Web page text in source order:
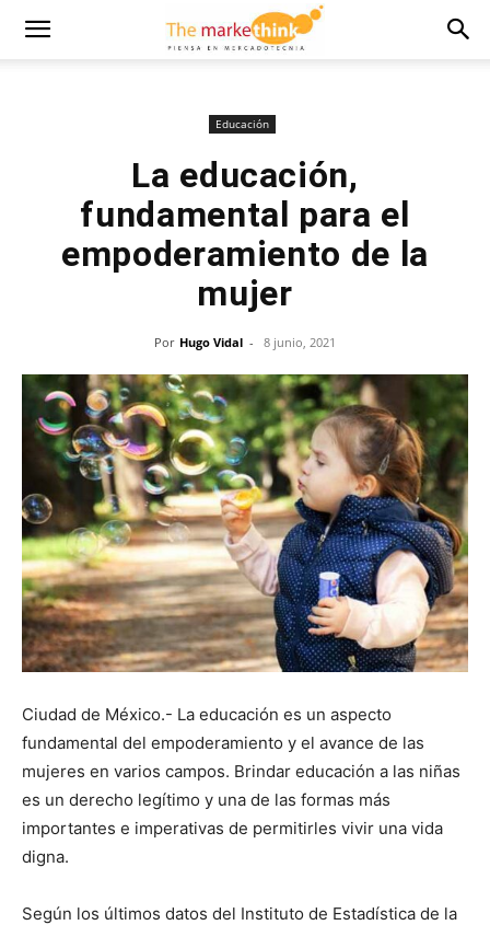
Educación
La educación,
fundamental para el
empoderamiento de la
mujer
Por Hugo Vidal - 8 junio, 2021
Ciudad de México.- La educación es un aspecto
fundamental del empoderamiento y el avance de las
mujeres en varios campos. Brindar educación a las niñas
es un derecho legítimo y una de las formas más
importantes e imperativas de permitirles vivir una vida
digna.
Según los últimos datos del Instituto de Estadística de la